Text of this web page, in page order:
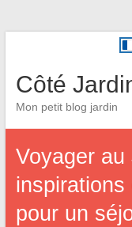
Côté
Mon petit blog jardin
Voyager
inspirations
pour un